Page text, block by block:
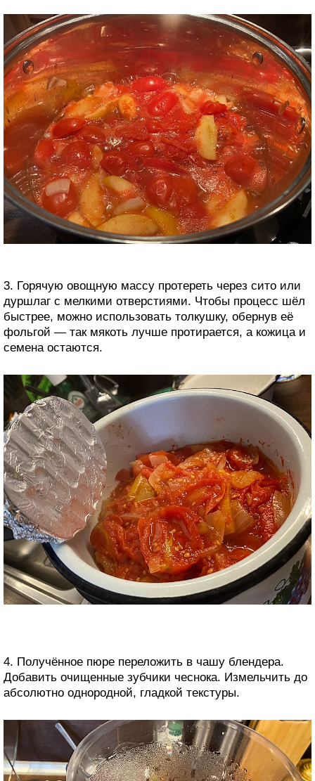
3. Горячую овощную массу протереть через сито или
дуршлаг с мелкими отверстиями. Чтобы процесс шёл
быстрее, можно использовать толкушку, обернув её
фольгой — так мякоть лучше протирается, а кожица и
семена остаются.
4. Получённое пюре переложить в чашу блендера.
Добавить очищенные зубчики чеснока. Измельчить до
абсолютно однородной, гладкой текстуры.